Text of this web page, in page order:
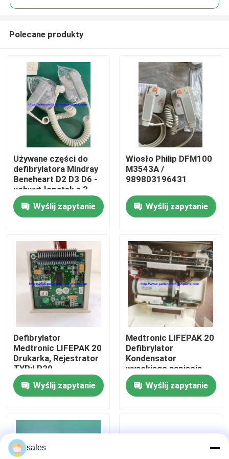
Do domu
Produkty
O nas
Wycieczka po fabryce
Kontrola jakości
Skontaktuj się z nami
Poprosić o wycenę
Części monitora pacjenta
Moduł monitora pacjenta
Polecane produkty
Używane części do
defibrylatora Mindray
Beneheart D2 D3 D6 -
uchwyt łopatek z 3-
miesięczną gwarancją
Wyślij zapytanie
Wiosło Philip DFM100
M3543A /
989803196431
Wyślij zapytanie
Defibrylator
Medtronic LIFEPAK 20
Drukarka, Rejestrator
TYP:LP20
MODEL:XL50 PN:600-
23003-09Wyślij zapytanie
Medtronic LIFEPAK 20
Defibrylator
Kondensator
wysokiego napięcia
Wyślij zapytanie
sales